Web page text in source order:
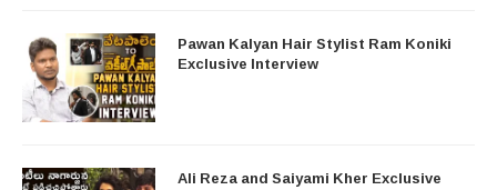
Pawan Kalyan Hair Stylist Ram Koniki
Exclusive Interview
Ali Reza and Saiyami Kher Exclusive